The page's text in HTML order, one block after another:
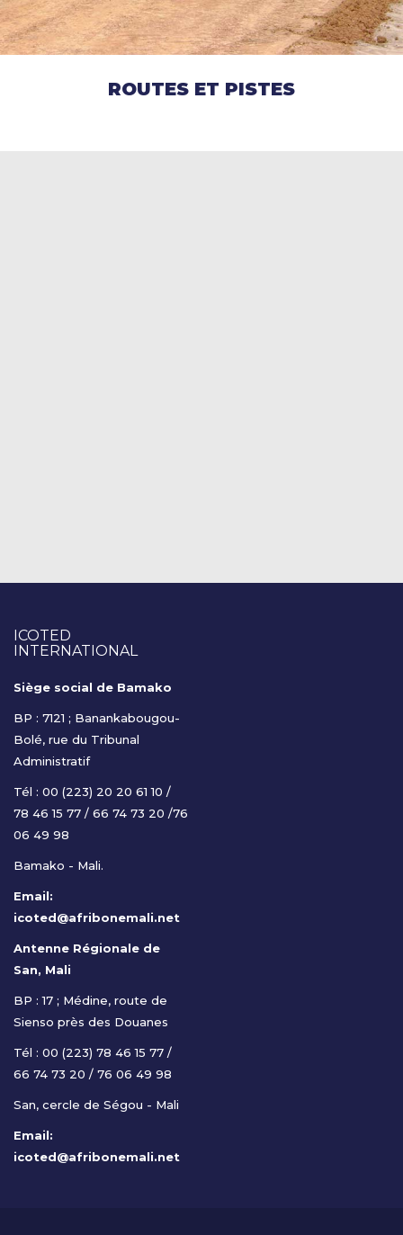
ROUTES ET PISTES
ICOTED
INTERNATIONAL
Siège social de Bamako
BP : 7121 ; Banankabougou-
Bolé, rue du Tribunal
Administratif
Tél : 00 (223) 20 20 61 10 /
78 46 15 77 / 66 74 73 20 /76
06 49 98
Bamako - Mali.
Email:
icoted@afribonemali.net
Antenne Régionale de
San, Mali
BP : 17 ; Médine, route de
Sienso près des Douanes
Tél : 00 (223) 78 46 15 77 /
66 74 73 20 / 76 06 49 98
San, cercle de Ségou - Mali
Email:
icoted@afribonemali.net